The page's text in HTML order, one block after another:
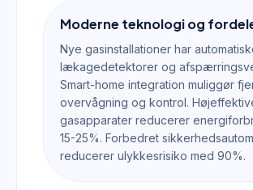
Moderne teknologi og
Nye gasinstallationer har
lækagedetektorer og
Smart-home integration muliggør
overvågning og kontrol.
gasapparater reducerer
15-25%. Forbedret
reducerer ulykkesrisiko med 90%.